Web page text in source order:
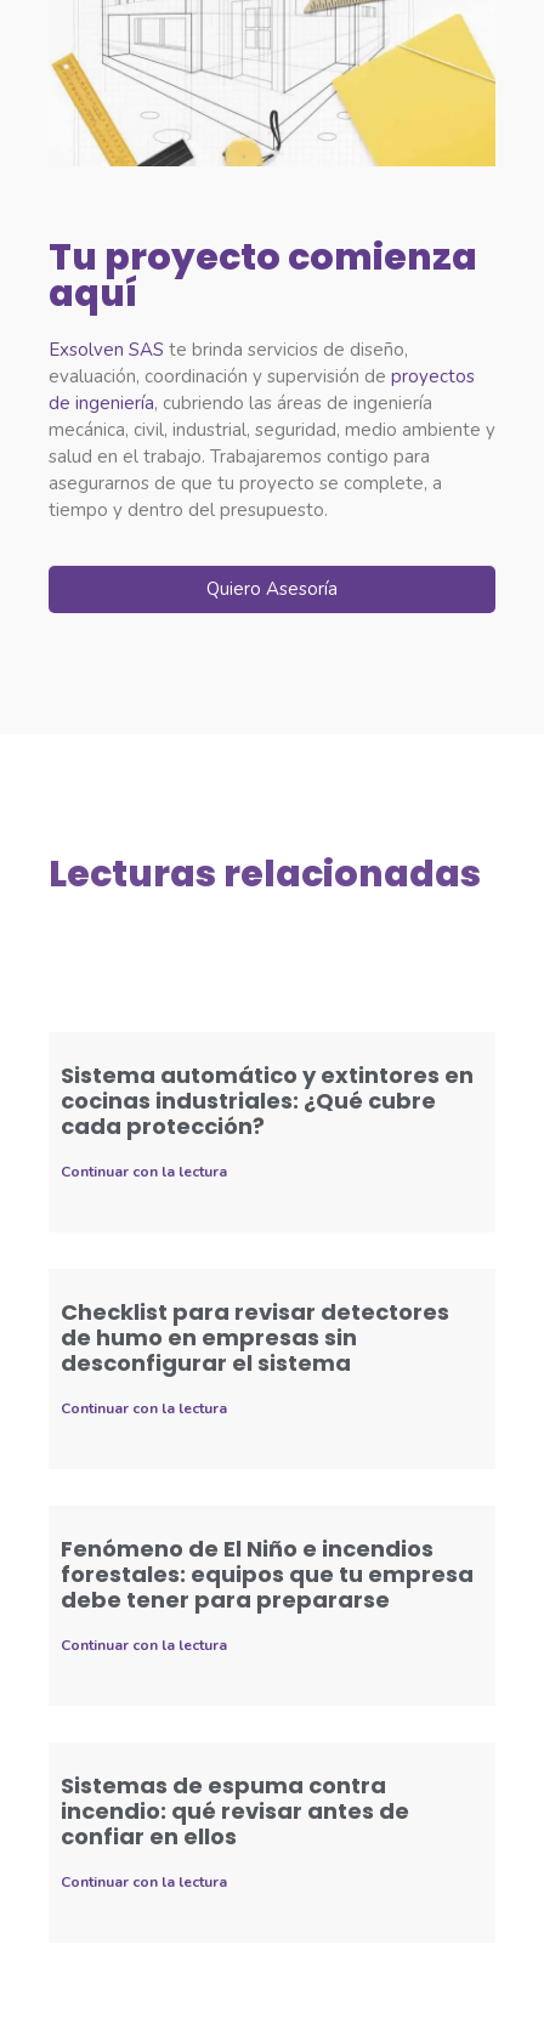
Tu proyecto comienza
aquí
Exsolven SAS te brinda servicios de diseño,
evaluación, coordinación y supervisión de proyectos
de ingeniería, cubriendo las áreas de ingeniería
mecánica, civil, industrial, seguridad, medio ambiente y
salud en el trabajo. Trabajaremos contigo para
asegurarnos de que tu proyecto se complete, a
tiempo y dentro del presupuesto.
Quiero Asesoría
Lecturas relacionadas
Sistema automático y extintores en
cocinas industriales: ¿Qué cubre
cada protección?
Continuar con la lectura
Checklist para revisar detectores
de humo en empresas sin
desconfigurar el sistema
Continuar con la lectura
Fenómeno de El Niño e incendios
forestales: equipos que tu empresa
debe tener para prepararse
Continuar con la lectura
Sistemas de espuma contra
incendio: qué revisar antes de
confiar en ellos
Continuar con la lectura